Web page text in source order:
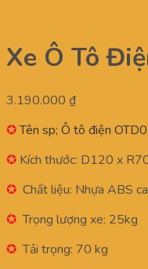
Xe Ô Tô
3.190.000 ₫
✪Tên sp; Ô tô điện
✪ Kích thước: D120 x
✪ Chất liệu: Nhựa ABS
✪Trọng lượng xe: 25kg
✪Tải trọng: 70 kg